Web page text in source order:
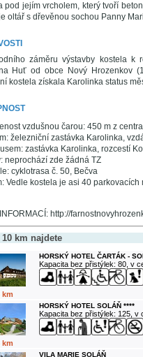
pod jejím vrcholem, který tvoří
oltář s dřevěnou sochou Panny
záměru výstavby kostela
Huť od obce Nový Hrozenkov
kostela získala Karolinka status
vzdušnou čarou: 450 m z
železniční zastávka Karolinka,
zastávka Karolinka, rozcestí
neprochází zde žádná TZ
cyklotrasa č. 50, Bečva
Vedle kostela je asi 40 parkovacích
http://
km najdete
km
HORSKÝ HOTEL ČARTÁK -
Kapacita bez přistýlek: 80, v
km
HORSKÝ HOTEL SOLÁŇ ****
Kapacita bez přistýlek: 125, v
VILA MARIE SOLÁŇ